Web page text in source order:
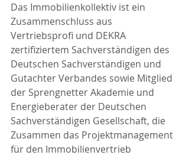
Das Immobilienkollektiv ist ein
Zusammenschluss aus
Vertriebsprofi und DEKRA
zertifiziertem Sachverständigen des
Deutschen Sachverständigen und
Gutachter Verbandes sowie Mitglied
der Sprengnetter Akademie und
Energieberater der Deutschen
Sachverständigen Gesellschaft, die
Zusammen das Projektmanagement
für den Immobilienvertrieb